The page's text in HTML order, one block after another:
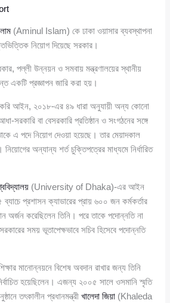
(Aminul Islam) কে ঢাকা ওয়াসার ব্যবস্থাপনা
নিয়োগ দিয়েছে সরকার।
পল্লী উন্নয়ন ও সমবায় মন্ত্রণালয়ের স্থানীয়
একটি প্রজ্ঞাপন জারি করা হয়।
আইন, ২০১৮-এর ৪৯ ধারা অনুযায়ী অন্য কোনো
সরকারি বা বেসরকারি প্রতিষ্ঠান ও সংগঠনের সঙ্গে
এ পদে নিয়োগ দেওয়া হয়েছে। তার মেয়াদকাল
অন্যান্য শর্ত চুক্তিপত্রের মাধ্যমে নির্ধারিত
(University of Dhaka)-এর আইন
প্রশাসন ক্যাডারের প্রায় ৬০০ জন কর্মকর্তার
অর্জন করেছিলেন তিনি। পরে তাকে পদোন্নতি না
সময় ভূতাপেক্ষভাবে সচিব হিসেবে পদোন্নতি
মানোন্নয়নে বিশেষ অবদান রাখার জন্য তিনি
নির্বাচিত হয়েছিলেন। এজন্য ২০০৫ সালে ওসমানি স্মৃতি
তৎকালীন প্রধানমন্ত্রীখালেদা জিয়া (Khaleda